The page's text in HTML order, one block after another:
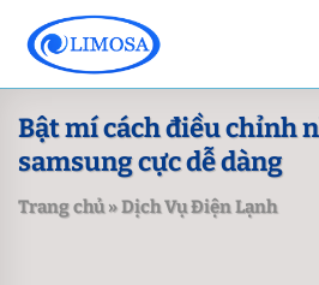
content
Bật mí cách điều chỉnh
samsung cực dễ dàng
Trang chủ»Dịch Vụ Điện Lạnh